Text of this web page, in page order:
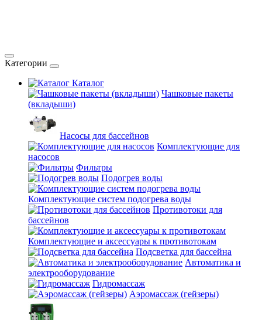
Категории
Каталог
Чашковые пакеты
(вкладыши)
Насосы для бассейнов
Комплектующие для
насосов
Фильтры
Подогрев воды
Комплектующие систем подогрева воды
Противотоки для
бассейнов
Комплектующие и аксессуары к противотокам
Подсветка для бассейна
Автоматика и
электрооборудование
Гидромассаж
Аэромассаж (гейзеры)